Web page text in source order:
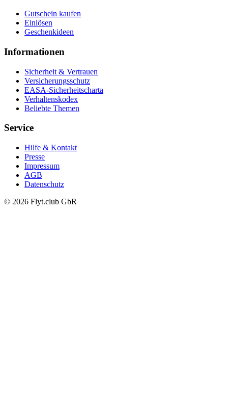
Gutschein kaufen
Einlösen
Geschenkideen
Informationen
Sicherheit & Vertrauen
Versicherungsschutz
EASA-Sicherheitscharta
Verhaltenskodex
Beliebte Themen
Service
Hilfe & Kontakt
Presse
Impressum
AGB
Datenschutz
© 2026 Flyt.club GbR